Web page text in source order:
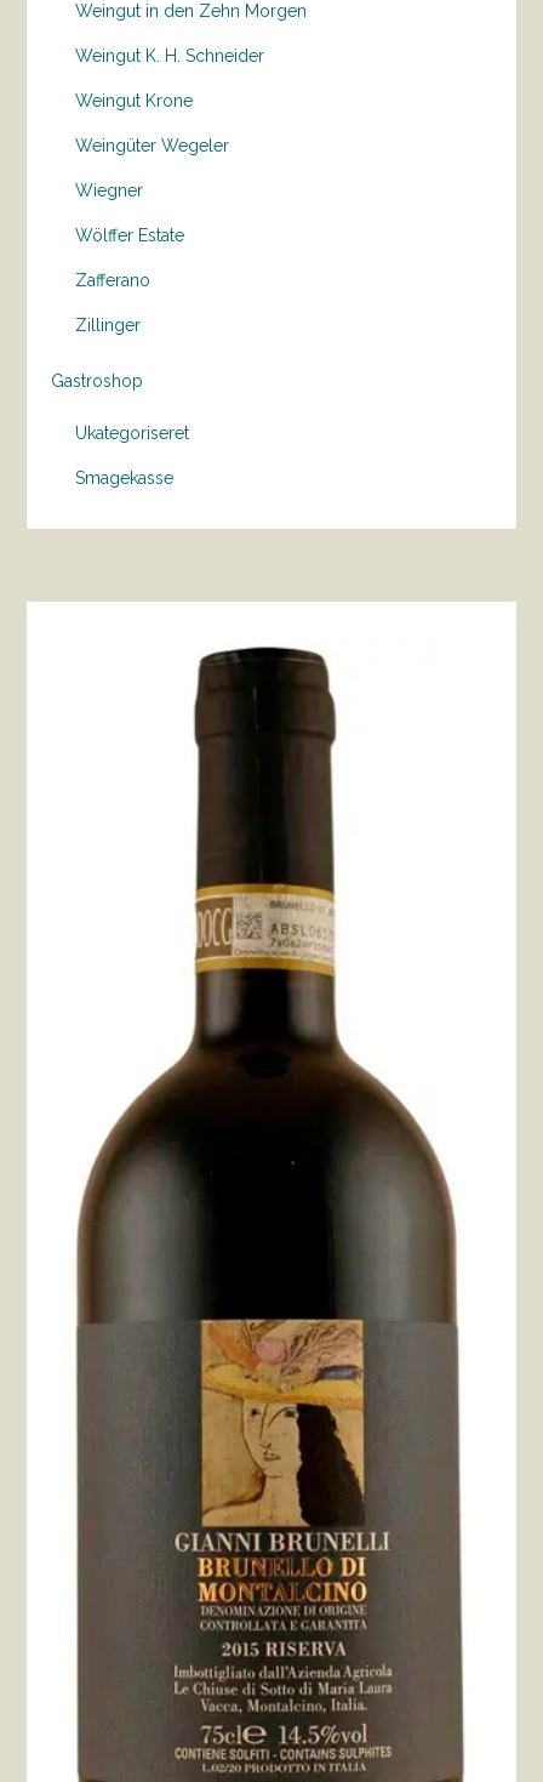
Weingut in den Zehn Morgen
Weingut K. H. Schneider
Weingut Krone
Weingüter Wegeler
Wiegner
Wölffer Estate
Zafferano
Zillinger
Gastroshop
Ukategoriseret
Smagekasse